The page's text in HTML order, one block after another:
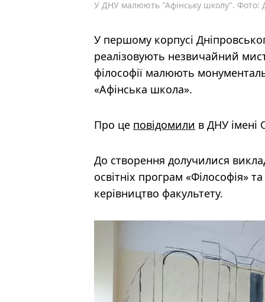
У ДНУ малюють "Афінську школу". Фото:
У першому корпусі
реалізовують незвичайний
філософії малюють
«Афінська школа».
Про це повідомили в ДНУ імені
До створення долучилися
освітніх програм «Філософія»
керівництво факультету.